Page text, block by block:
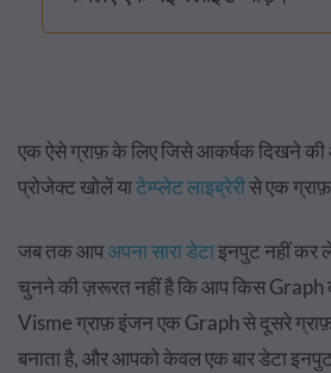
एक ऐसे ग्राफ़ के लिए जिसे आकर्षक दिखने
प्रोजेक्ट खोलें याटेम्प्लेट लाइब्रेरीसे एक
जब तक आपअपना सारा डेटाइनपुट नहीं कर
चुनने की ज़रूरत नहीं है कि आप किस Graph
Visme ग्राफ़ इंजन एक Graph से दूसरे
बनाता है, और आपको केवल एक बार डेटा